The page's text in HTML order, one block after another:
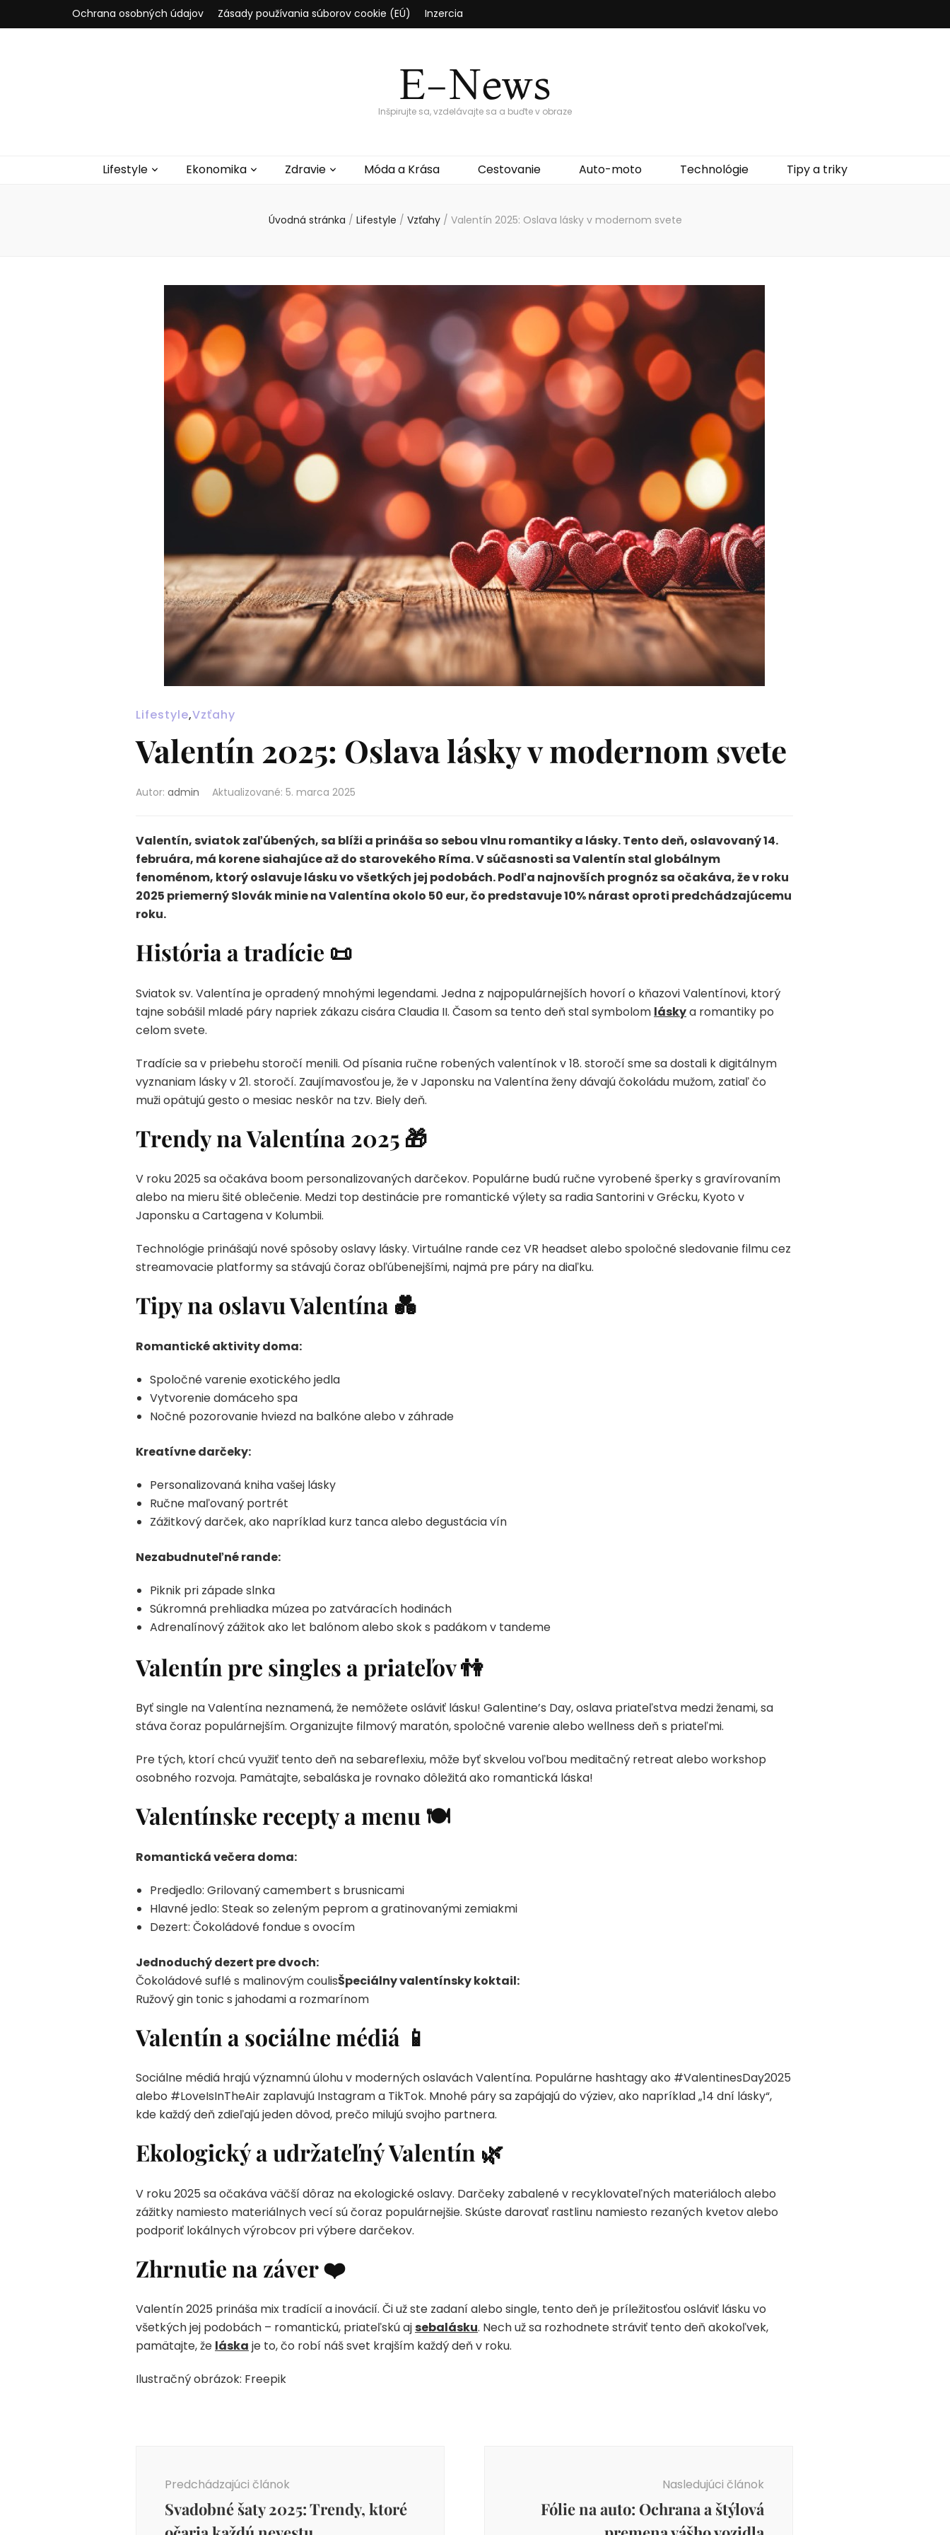
Ochrana osobných údajov Zásady používania súborov cookie (EÚ) Inzercia
E-News
Inšpirujte sa, vzdelávajte sa a buďte v obraze
Lifestyle Ekonomika Zdravie Móda a Krása Cestovanie Auto-moto Technológie Tipy a triky
Úvodná stránka / Lifestyle / Vzťahy / Valentín 2025: Oslava lásky v modernom svete
Lifestyle,Vzťahy
Valentín 2025: Oslava lásky v modernom svete
Autor: admin Aktualizované: 5. marca 2025
Valentín, sviatok zaľúbených, sa blíži a prináša so sebou vlnu romantiky a lásky. Tento deň, oslavovaný 14.
februára, má korene siahajúce až do starovekého Ríma. V súčasnosti sa Valentín stal globálnym
fenoménom, ktorý oslavuje lásku vo všetkých jej podobách. Podľa najnovších prognóz sa očakáva, že v roku
2025 priemerný Slovák minie na Valentína okolo 50 eur, čo predstavuje 10% nárast oproti predchádzajúcemu
roku.
História a tradície 📜
Sviatok sv. Valentína je opradený mnohými legendami. Jedna z najpopulárnejších hovorí o kňazovi Valentínovi, ktorý
tajne sobášil mladé páry napriek zákazu cisára Claudia II. Časom sa tento deň stal symbolom láskya romantiky po
celom svete.
Tradície sa v priebehu storočí menili. Od písania ručne robených valentínok v 18. storočí sme sa dostali k digitálnym
vyznaniam lásky v 21. storočí. Zaujímavosťou je, že v Japonsku na Valentína ženy dávajú čokoládu mužom, zatiaľ čo
muži opätujú gesto o mesiac neskôr na tzv. Biely deň.
Trendy na Valentína 2025 🎁
V roku 2025 sa očakáva boom personalizovaných darčekov. Populárne budú ručne vyrobené šperky s gravírovaním
alebo na mieru šité oblečenie. Medzi top destinácie pre romantické výlety sa radia Santorini v Grécku, Kyoto v
Japonsku a Cartagena v Kolumbii.
Technológie prinášajú nové spôsoby oslavy lásky. Virtuálne rande cez VR headset alebo spoločné sledovanie filmu cez
streamovacie platformy sa stávajú čoraz obľúbenejšími, najmä pre páry na diaľku.
Tipy na oslavu Valentína 💑
Romantické aktivity doma:
Spoločné varenie exotického jedla
Vytvorenie domáceho spa
Nočné pozorovanie hviezd na balkóne alebo v záhrade
Kreatívne darčeky:
Personalizovaná kniha vašej lásky
Ručne maľovaný portrét
Zážitkový darček, ako napríklad kurz tanca alebo degustácia vín
Nezabudnuteľné rande:
Piknik pri západe slnka
Súkromná prehliadka múzea po zatváracích hodinách
Adrenalínový zážitok ako let balónom alebo skok s padákom v tandeme
Valentín pre singles a priateľov 👫
Byť single na Valentína neznamená, že nemôžete osláviť lásku! Galentine’s Day, oslava priateľstva medzi ženami, sa
stáva čoraz populárnejším. Organizujte filmový maratón, spoločné varenie alebo wellness deň s priateľmi.
Pre tých, ktorí chcú využiť tento deň na sebareflexiu, môže byť skvelou voľbou meditačný retreat alebo workshop
osobného rozvoja. Pamätajte, sebaláska je rovnako dôležitá ako romantická láska!
Valentínske recepty a menu 🍽️
Romantická večera doma:
Predjedlo: Grilovaný camembert s brusnicami
Hlavné jedlo: Steak so zeleným peprom a gratinovanými zemiakmi
Dezert: Čokoládové fondue s ovocím
Jednoduchý dezert pre dvoch:
Čokoládové suflé s malinovým coulisŠpeciálny valentínsky koktail:
Ružový gin tonic s jahodami a rozmarínom
Valentín a sociálne médiá 📱
Sociálne médiá hrajú významnú úlohu v moderných oslavách Valentína. Populárne hashtagy ako #ValentinesDay2025
alebo #LoveIsInTheAir zaplavujú Instagram a TikTok. Mnohé páry sa zapájajú do výziev, ako napríklad „14 dní lásky“,
kde každý deň zdieľajú jeden dôvod, prečo milujú svojho partnera.
Ekologický a udržateľný Valentín 🌿
V roku 2025 sa očakáva väčší dôraz na ekologické oslavy. Darčeky zabalené v recyklovateľných materiáloch alebo
zážitky namiesto materiálnych vecí sú čoraz populárnejšie. Skúste darovať rastlinu namiesto rezaných kvetov alebo
podporiť lokálnych výrobcov pri výbere darčekov.
Zhrnutie na záver ❤️
Valentín 2025 prináša mix tradícií a inovácií. Či už ste zadaní alebo single, tento deň je príležitosťou osláviť lásku vo
všetkých jej podobách – romantickú, priateľskú ajsebalásku. Nech už sa rozhodnete stráviť tento deň akokoľvek,
pamätajte, že láska je to, čo robí náš svet krajším každý deň v roku.
Ilustračný obrázok: Freepik
článku
Predchádzajúci článok
Svadobné šaty 2025: Trendy, ktoré
Nasledujúci článok
Fólie na auto: Ochrana a štýlová